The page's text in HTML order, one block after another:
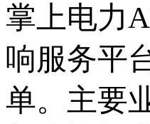
掌上电力
响服务平
单。主要